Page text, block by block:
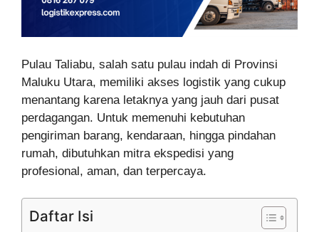
Pulau Taliabu, salah satu pulau indah di Provinsi
Maluku Utara, memiliki akses logistik yang cukup
menantang karena letaknya yang jauh dari pusat
perdagangan. Untuk memenuhi kebutuhan
pengiriman barang, kendaraan, hingga pindahan
rumah, dibutuhkan mitra ekspedisi yang
profesional, aman, dan terpercaya.
Daftar Isi